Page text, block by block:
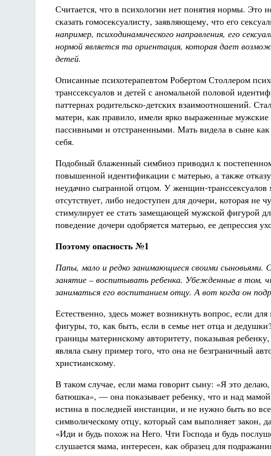
Считается, что в психологии нет понятия нормы. Это
сказать гомосексуалисту, заявляющему, что его
например, психодинамического направления, его
нормой является та ориентация, которая дает
детей.
Описанные психотерапевтом Робертом Столлером
транссексуалов и детей с аномальной половой
паттернах родительско-детских взаимоотношений.
матери, как правило, имели ярко выраженные
пассивными и отстраненными. Мать видела в сыне
себя.
Подобный блаженный симбиоз приводил к
повышенной идентификации с матерью, а также
неудачно сыгранной отцом. У женщин-
отсутствует, либо недоступен для дочери, которая не
стимулирует ее стать замещающей мужской фигурой
поведение дочери одобряется матерью, ее депрессия
Поэтому опасность №1
Папы, мало и редко занимающиеся своими
занятие – воспитывать ребенка. Убежденные в том,
заниматься его воспитанием отцу. А вот когда он
Естественно, здесь может возникнуть вопрос, если
фигуры, то, как быть, если в семье нет отца и
границы материнскому авторитету, показывая
являла сыну пример того, что она не безграничный
христианскому.
В таком случае, если мама говорит сыну: «Я это
батюшка», — она показывает ребенку, что и над мамой
истина в последней инстанции, и не нужно быть во
символическому отцу, который сам выполняет закон,
«Иди и будь похож на Него. Чти Господа и будь
слушается мама, интересен, как образец для